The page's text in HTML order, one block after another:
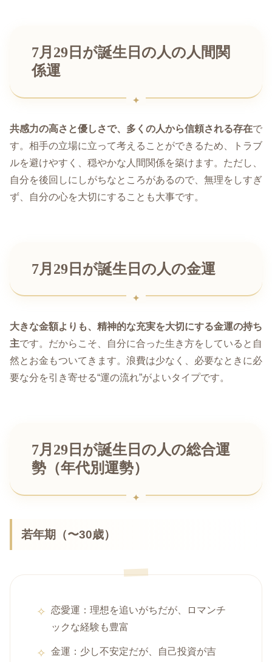
7月29日が誕生日の人の人間関
係運
共感力の高さと優しさで、多くの人から信頼される存在で
す。相手の立場に立って考えることができるため、トラブ
ルを避けやすく、穏やかな人間関係を築けます。ただし、
自分を後回しにしがちなところがあるので、無理をしすぎ
ず、自分の心を大切にすることも大事です。
7月29日が誕生日の人の金運
大きな金額よりも、精神的な充実を大切にする金運の持ち
主です。だからこそ、自分に合った生き方をしていると自
然とお金もついてきます。浪費は少なく、必要なときに必
要な分を引き寄せる“運の流れ”がよいタイプです。
7月29日が誕生日の人の総合運
勢（年代別運勢）
若年期（〜30歳）
恋愛運：理想を追いがちだが、ロマンチ
ックな経験も豊富
金運：少し不安定だが、自己投資が吉